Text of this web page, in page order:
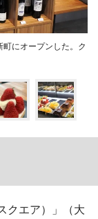
にオープンした。ク
クエア）」（大